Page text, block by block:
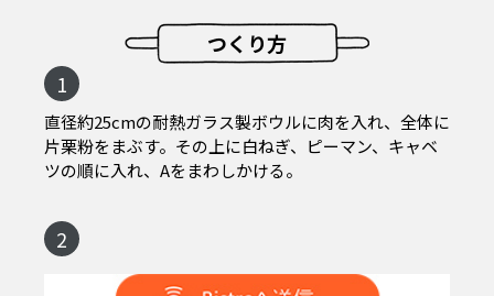
つくり方
1
直径約25cmの耐熱ガラス製ボウルに肉を入れ、全体に
片栗粉をまぶす。その上に白ねぎ、ピーマン、キャベ
ツの順に入れ、Aをまわしかける。
2